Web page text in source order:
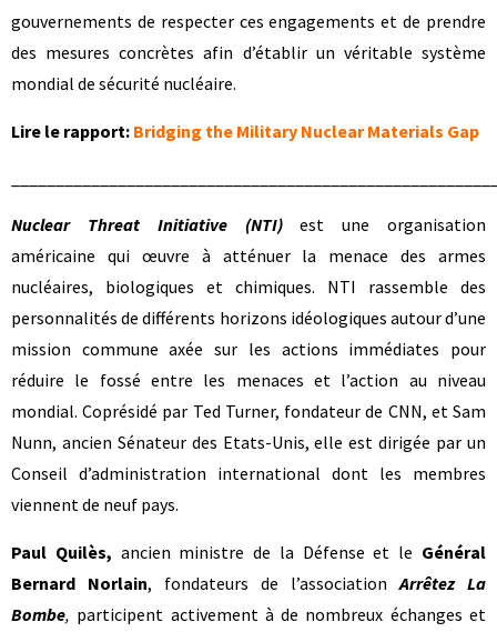
gouvernements de respecter ces engagements et de prendre
des mesures concrètes afin d’établir un véritable système
mondial de sécurité nucléaire.
Lire le rapport: Bridging the Military Nuclear Materials Gap
Nuclear Threat Initiative (NTI)est une organisation
américaine qui œuvre à atténuer la menace des armes
nucléaires, biologiques et chimiques. NTI rassemble des
personnalités de différents horizons idéologiques autour d’une
mission commune axée sur les actions immédiates pour
réduire le fossé entre les menaces et l’action au niveau
mondial. Coprésidé par Ted Turner, fondateur de CNN, et Sam
Nunn, ancien Sénateur des Etats-Unis, elle est dirigée par un
Conseil d’administration international dont les membres
viennent de neuf pays.
Paul Quilès, ancien ministre de la Défense et le Général
Bernard Norlain, fondateurs de l’associationArrêtez La
Bombe, participent activement à de nombreux échanges et